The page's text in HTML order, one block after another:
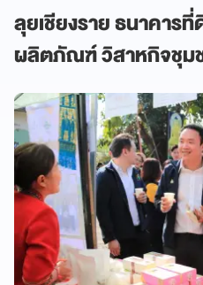
ลุยเชียงราย ธนาคาร
ผลิตภัณฑ์ วิสาหกิจชุม